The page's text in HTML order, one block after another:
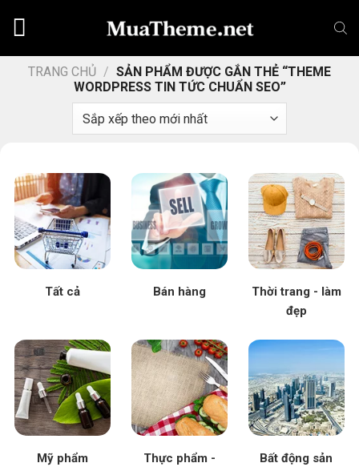
TRANG CHỦ / SẢN PHẨM ĐƯỢC GẮN THẺ “THEME
WORDPRESS TIN TỨC CHUẨN SEO”
Tất cả Bán hàng
Thời trang - làm
đẹp
Mỹ phẩm
Thực phẩm -
Bất động sản